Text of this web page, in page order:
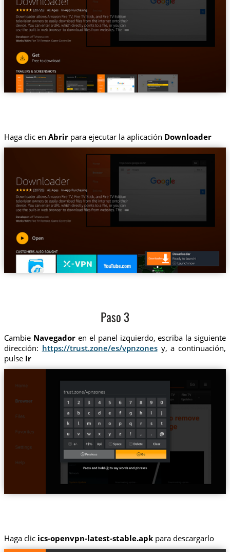
Haga clic en Abrirpara ejecutar la aplicación Downloader
Paso 3
Cambie Navegadoren el panel izquierdo, escriba la siguiente
dirección: https://trust.zone/es/vpnzonesy, a continuación,
pulse Ir
Haga clic ics-openvpn-latest-stable.apkpara descargarlo